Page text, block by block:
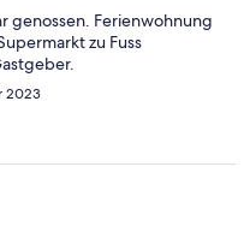
genossen. Ferienwohnung
zu Fuss
2023